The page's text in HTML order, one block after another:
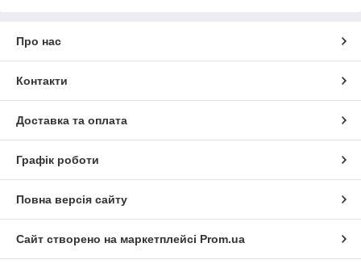
Про нас
Контакти
Доставка та оплата
Графік роботи
Повна версія сайту
Сайт створено на маркетплейсі Prom.ua